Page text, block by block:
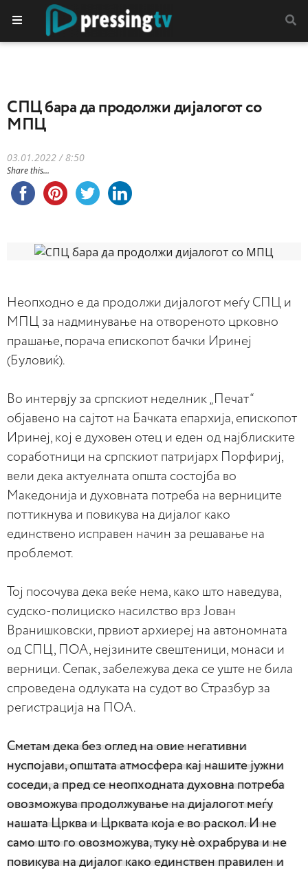
СПЦ бара да продолжи дијалогот со
МПЦ
03.01.2022 / 8:50
Share this...
Неопходно е да продолжи дијалогот меѓу СПЦ и
МПЦ за надминување на отвореното црковно
прашање, порача епископот бачки Иринеј
(Буловиќ).
Во интервју за српскиот неделник „Печат“
објавено на сајтот на Бачката епархија, епископот
Иринеј, кој е духовен отец и еден од најблиските
сoработници на српскиот патријарх Порфириј,
вели дека актуелната општа состојба во
Македонија и духовната потреба на верниците
поттикнува и повикува на дијалог како
единствено исправен начин за решавање на
проблемот.
Тој посочува дека веќе нема, како што наведува,
судско-полициско насилство врз Јован
Вранишковски, првиот архиереј на автономната
од СПЦ, ПОА, нејзините свештеници, монаси и
верници. Сепак, забележува дека се уште не била
спроведена одлуката на судот во Стразбур за
регистрација на ПОА.
Сметам дека без оглед на овие негативни
нуспојави, општата атмосфера кај нашите јужни
соседи, а пред се неопходната духовна потреба
овозможува продолжување на дијалогот меѓу
нашата Црква и Црквата која е во раскол. И не
само што го овозможува, туку нè охрабрува и не
повикува на дијалог како единствен правилен и